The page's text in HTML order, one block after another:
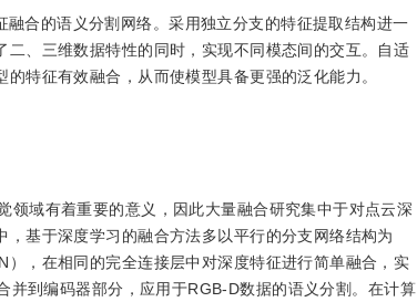
合的语义分割网络。采用独立分支的特征提取结构进一
、三维数据特性的同时，实现不同模态间的交互。自适
特征有效融合，从而使模型具备更强的泛化能力。
域有着重要的意义，因此大量融合研究集中于对点云深
基于深度学习的融合方法多以平行的分支网络结构为
，在相同的完全连接层中对深度特征进行简单融合，实
并到编码器部分，应用于RGB-D数据的语义分割。在计算